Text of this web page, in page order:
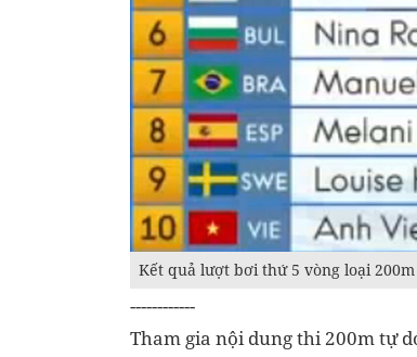
Kết quả lượt bơi thứ 5 vòng loại
------------
Tham gia nội dung thi 200m tự